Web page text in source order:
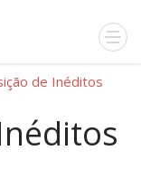
de Inéditos